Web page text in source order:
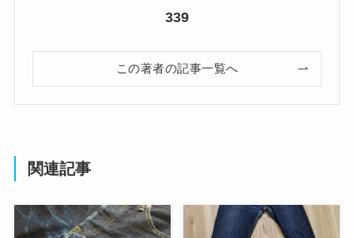
339
この著者の記事一覧へ
関連記事